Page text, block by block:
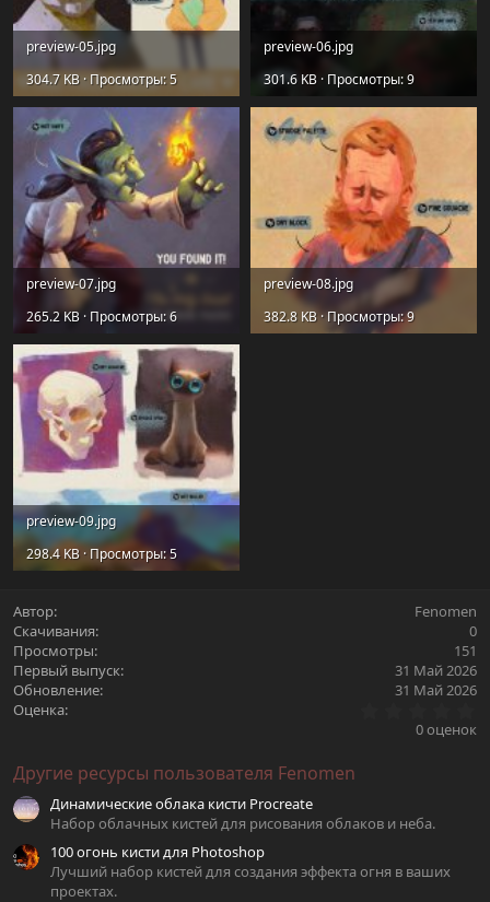
preview-05.jpg
304.7 KB · Просмотры: 5
preview-06.jpg
301.6 KB · Просмотры: 9
preview-07.jpg
265.2 KB · Просмотры: 6
preview-08.jpg
382.8 KB · Просмотры: 9
preview-09.jpg
298.4 KB · Просмотры: 5
Автор
Fenomen
Скачивания
0
Просмотры
151
Первый выпуск
31 Май 2026
Обновление
31 Май 2026
Оценка
0
0 оценок
Другие ресурсы пользователя Fenomen
Динамические облака кисти Procreate
Набор облачных кистей для рисования облаков и неба.
100 огонь кисти для Photoshop
Лучший набор кистей для создания эффекта огня в ваших
проектах.